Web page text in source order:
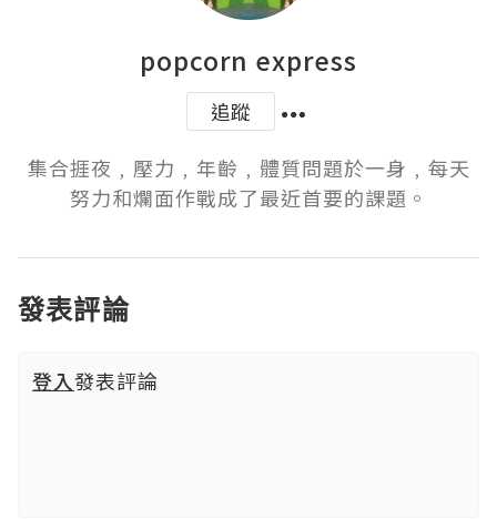
popcorn express
追蹤
集合捱夜﹐壓力﹐年齡﹐體質問題於一身﹐每天
努力和爛面作戰成了最近首要的課題。
發表評論
登入發表評論